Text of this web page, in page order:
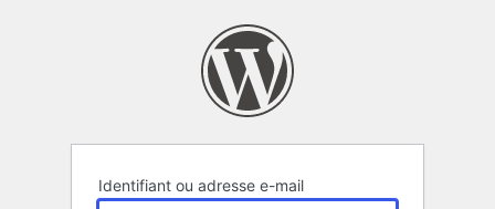
Identifiant ou adresse e-mail